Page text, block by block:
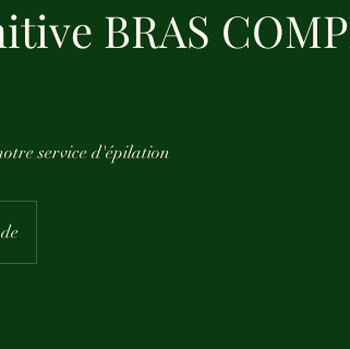
BRAS
service d'épilation